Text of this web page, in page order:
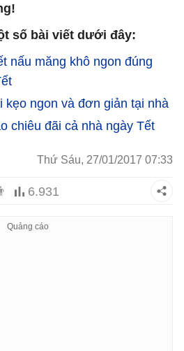
số bài viết dưới đây:
nấu măng khô ngon đúng
kẹo ngon và đơn giản tại nhà
chiêu đãi cả nhà ngày Tết
Thứ Sáu, 27/01/2017 07:33
6.931